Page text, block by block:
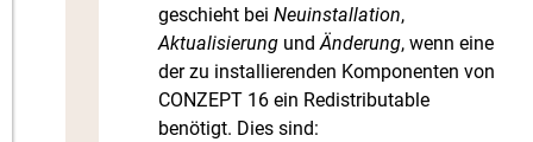
geschieht beiNeuinstallation,
Aktualisierung undÄnderung, wenn eine
der zu installierenden Komponenten von
CONZEPT 16 ein Redistributable
benötigt. Dies sind: